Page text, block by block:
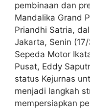
pembinaan dan
Mandalika Grand
Priandhi Satria,
Jakarta, Senin
Sepeda Motor
Pusat, Eddy
status Kejurnas
menjadi langkah
mempersiapkan